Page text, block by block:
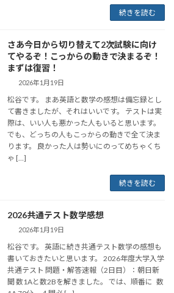
続きを読む
さあ今日から切り替えて2次試験に向け
てやるぞ！こっからの動きで決まるぞ！
まずは復習！
2026年1月19日
松谷です。 まあ英語と数学の感想は備忘録とし
て書きましたが、それはいいです。 テストは実
際は、いい人も悪かった人もいると思います。
でも、どっちの人もこっからの動きで全て決ま
ります。 良かった人は勢いにのってめちゃくち
ゃ […]
続きを読む
2026共通テスト数学感想
2026年1月19日
松谷です。 英語に続き共通テスト数学の感想も
書いておきたいと思います。 2026年度大学入学
共通テスト 問題・解答速報（2日目）：朝日新
聞 数1Aと数2Bを解きました。 では、順番に 数